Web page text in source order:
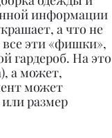
информации
а что не
все эти «фишки»,
гардероб. На это
а может,
может
размер